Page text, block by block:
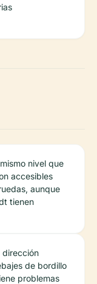
nivel que
accesibles
aunque
tienen
dirección
de bordillo
problemas